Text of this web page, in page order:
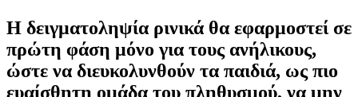
Η δειγματοληψία ρινικά θα εφαρμοστεί σε
πρώτη φάση μόνο για τους ανήλικους,
ώστε να διευκολυνθούν τα παιδιά, ως πιο
ευαίσθητη ομάδα του πληθυσμού, να μην